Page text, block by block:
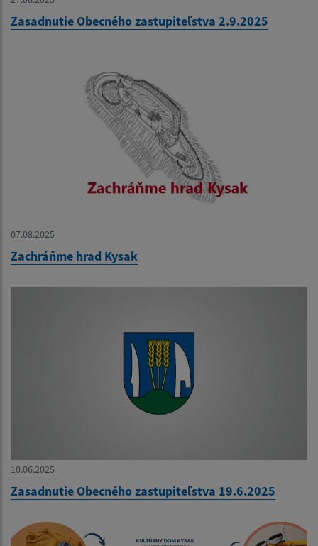
Zasadnutie Obecného zastupiteľstva 2.9.2025
07.08.2025
Zachráňme hrad Kysak
10.06.2025
Zasadnutie Obecného zastupiteľstva 19.6.2025